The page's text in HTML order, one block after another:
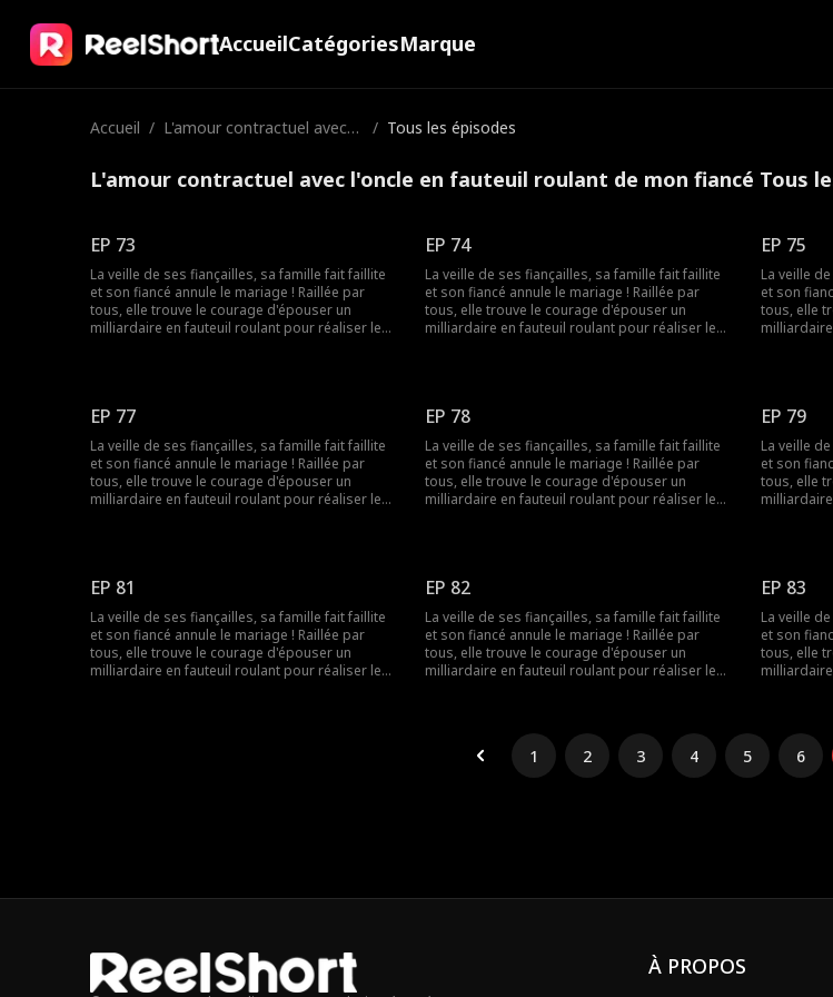
AccueilCatégoriesMarque
Accueil / L'amour contractuel avec
e mon fiancé
/ Tous les épisodes
L'amour contractuel avec l'oncle en fauteuil roulant de mon fiancé Tous
EP 73
La veille de ses fiançailles, sa famille fait faillite
et son fiancé annule le mariage ! Raillée par
tous, elle trouve le courage d'épouser un
milliardaire en fauteuil roulant pour réaliser le
EP 74
La veille de ses fiançailles, sa famille fait faillite
et son fiancé annule le mariage ! Raillée par
tous, elle trouve le courage d'épouser un
milliardaire en fauteuil roulant pour réaliser le
EP 75
La veille
et son
tous, elle
EP 77
La veille de ses fiançailles, sa famille fait faillite
et son fiancé annule le mariage ! Raillée par
tous, elle trouve le courage d'épouser un
milliardaire en fauteuil roulant pour réaliser le
EP 78
La veille de ses fiançailles, sa famille fait faillite
et son fiancé annule le mariage ! Raillée par
tous, elle trouve le courage d'épouser un
milliardaire en fauteuil roulant pour réaliser le
EP 79
La veille
et son
tous, elle
EP 81
La veille de ses fiançailles, sa famille fait faillite
et son fiancé annule le mariage ! Raillée par
tous, elle trouve le courage d'épouser un
milliardaire en fauteuil roulant pour réaliser le
EP 82
La veille de ses fiançailles, sa famille fait faillite
et son fiancé annule le mariage ! Raillée par
tous, elle trouve le courage d'épouser un
milliardaire en fauteuil roulant pour réaliser le
EP 83
La veille
et son
tous, elle
1 2 3 4 5 6
À PROPOS